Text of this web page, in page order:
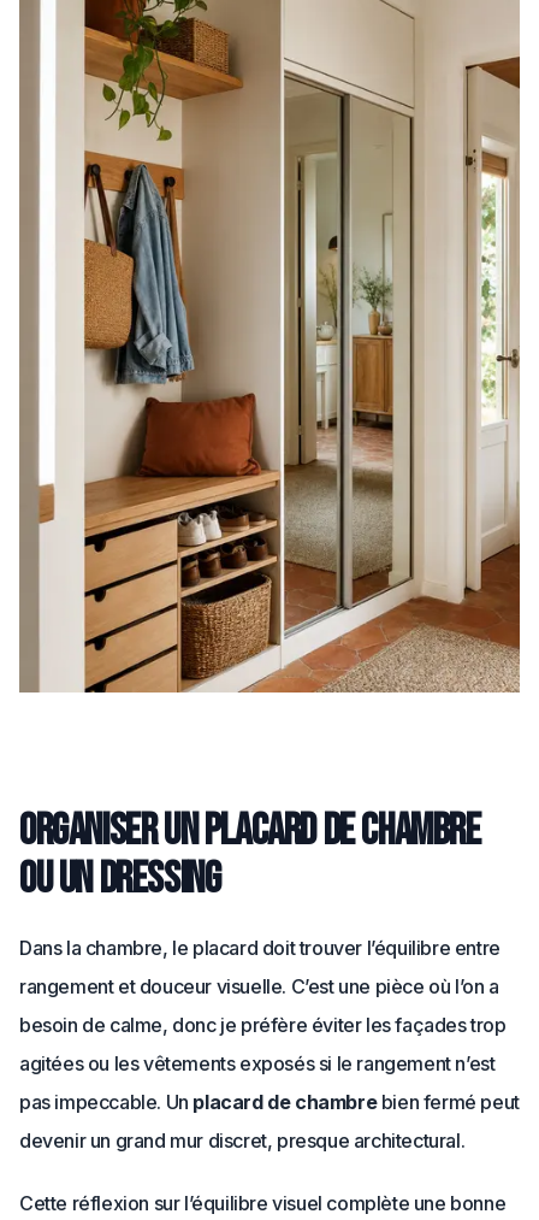
Organiser un placard de chambre
ou un dressing
Dans la chambre, le placard doit trouver l’équilibre entre
rangement et douceur visuelle. C’est une pièce où l’on a
besoin de calme, donc je préfère éviter les façades trop
agitées ou les vêtements exposés si le rangement n’est
pas impeccable. Un placard de chambrebien fermé peut
devenir un grand mur discret, presque architectural.
Cette réflexion sur l’équilibre visuel complète une bonne